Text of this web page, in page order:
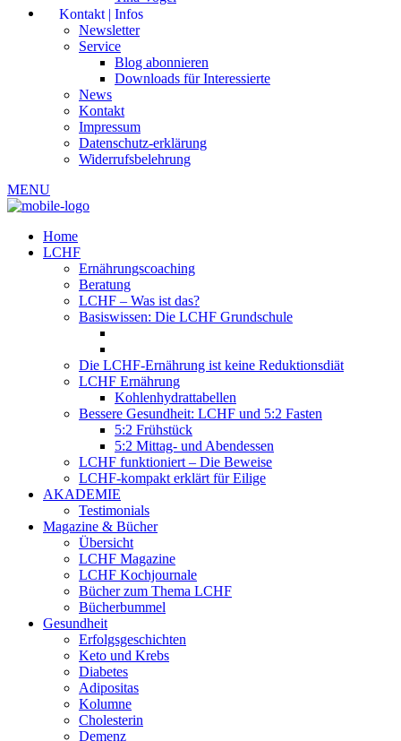
Kontakt | Infos
Newsletter
Service
Blog abonnieren
Downloads für Interessierte
News
Kontakt
Impressum
Datenschutz-erklärung
Widerrufsbelehrung
MENU
Home
LCHF
Ernährungscoaching
Beratung
LCHF – Was ist das?
Basiswissen: Die LCHF Grundschule
Die LCHF-Ernährung ist keine Reduktionsdiät
LCHF Ernährung
Kohlenhydrattabellen
Bessere Gesundheit: LCHF und 5:2 Fasten
5:2 Frühstück
5:2 Mittag- und Abendessen
LCHF funktioniert – Die Beweise
LCHF-kompakt erklärt für Eilige
AKADEMIE
Testimonials
Magazine & Bücher
Übersicht
LCHF Magazine
LCHF Kochjournale
Bücher zum Thema LCHF
Bücherbummel
Gesundheit
Erfolgsgeschichten
Keto und Krebs
Diabetes
Adipositas
Kolumne
Cholesterin
Demenz